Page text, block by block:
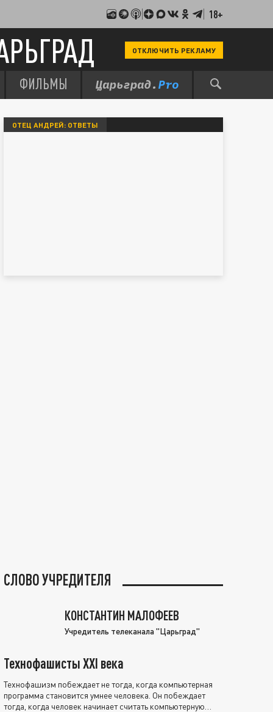
18+
ОТКЛЮЧИТЬ РЕКЛАМУ
ФИЛЬМЫ
ОТЕЦ АНДРЕЙ: ОТВЕТЫ
СЛОВО УЧРЕДИТЕЛЯ
КОНСТАНТИН МАЛОФЕЕВ
Учредитель телеканала "Царьград"
Технофашисты XXI века
Технофашизм побеждает не тогда, когда компьютерная
программа становится умнее человека. Он побеждает
тогда, когда человек начинает считать компьютерную